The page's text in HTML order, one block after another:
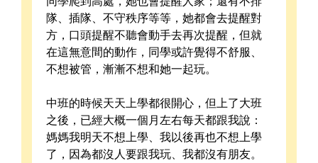
隊、插隊、不守秩序等等，她都會去提醒對
方，口頭提醒不聽會動手去再次提醒，但就
在這無意間的動作，同學或許覺得不舒服、
不想被管，漸漸不想和她一起玩。
中班的時候天天上學都很開心，但上了大班
之後，已經大概一個月左右每天都跟我說：
媽媽我明天不想上學、我以後再也不想上學
了，因為都沒人要跟我玩、我都沒有朋友。